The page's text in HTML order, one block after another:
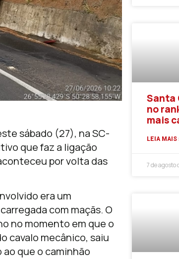
sábado (27), na SC-
que faz a ligação
por volta das
era um
com maçãs. O
no momento em que o
cavalo mecânico, saiu
que o caminhão
Santa
no
mais
LEIA MAIS
7 de agosto